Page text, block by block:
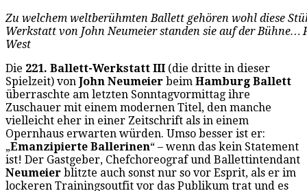
Zu welchem weltberühmten Ballett gehören wohl diese
Werkstatt von John Neumeier standen sie auf der Bühne…
West
Die 221. Ballett-Werkstatt III (die dritte in dieser
Spielzeit) von John Neumeier beim Hamburg Ballett
überraschte am letzten Sonntagvormittag ihre
Zuschauer mit einem modernen Titel, den manche
vielleicht eher in einer Zeitschrift als in einem
Opernhaus erwarten würden. Umso besser ist er:
„Emanzipierte Ballerinen“ – wenn das kein Statement
ist! Der Gastgeber, Chefchoreograf und Ballettintendant
Neumeier blitzte auch sonst nur so vor Esprit, als er im
lockeren Trainingsoutfit vor das Publikum trat und es